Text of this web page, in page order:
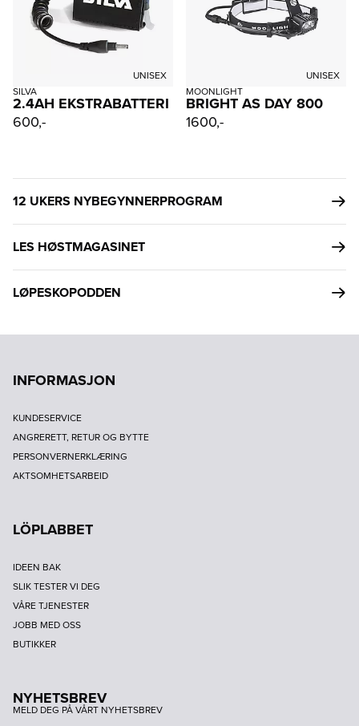
UNISEX
SILVA
2.4AH EKSTRABATTERI
600,-
UNISEX
MOONLIGHT
BRIGHT AS DAY 800
1600,-
12 UKERS NYBEGYNNERPROGRAM
LES HØSTMAGASINET
LØPESKOPODDEN
INFORMASJON
KUNDESERVICE
ANGRERETT, RETUR OG BYTTE
PERSONVERNERKLÆRING
AKTSOMHETSARBEID
LÖPLABBET
IDEEN BAK
SLIK TESTER VI DEG
VÅRE TJENESTER
JOBB MED OSS
BUTIKKER
NYHETSBREV
MELD DEG PÅ VÅRT NYHETSBREV